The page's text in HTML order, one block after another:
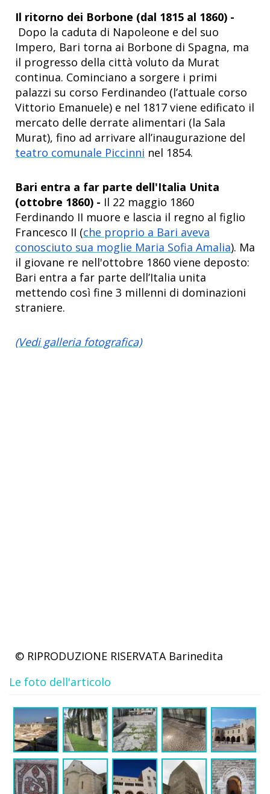
Il ritorno dei Borbone (dal 1815 al 1860) -
Dopo la caduta di Napoleone e del suo
Impero, Bari torna ai Borbone di Spagna, ma
il progresso della città voluto da Murat
continua. Cominciano a sorgere i primi
palazzi su corso Ferdinandeo (l’attuale corso
Vittorio Emanuele) e nel 1817 viene edificato il
mercato delle derrate alimentari (la Sala
Murat), fino ad arrivare all’inaugurazione del
teatro comunale Piccinni nel 1854.
Bari entra a far parte dell'Italia Unita
(ottobre 1860) - Il 22 maggio 1860
Ferdinando II muore e lascia il regno al figlio
Francesco II (che proprio a Bari aveva
conosciuto sua moglie Maria Sofia Amalia). Ma
il giovane re nell'ottobre 1860 viene deposto:
Bari entra a far parte dell’Italia unita
mettendo così fine 3 millenni di dominazioni
straniere.
(Vedi galleria fotografica)
© RIPRODUZIONE RISERVATA Barinedita
Le foto dell'articolo